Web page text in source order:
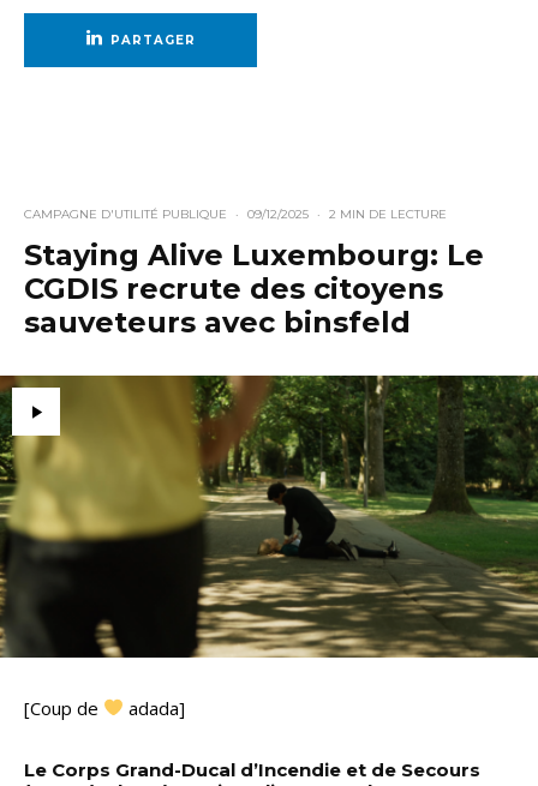
PARTAGER
CAMPAGNE D'UTILITÉ PUBLIQUE · 09/12/2025 · 2 MIN DE LECTURE
Staying Alive Luxembourg: Le
CGDIS recrute des citoyens
sauveteurs avec binsfeld
[Coup de adada]
Le Corps Grand-Ducal d’Incendie et de Secours